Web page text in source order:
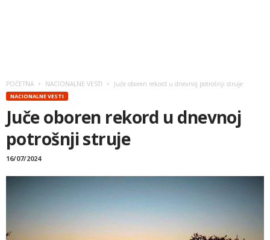
POČETNA NACIONALNE VESTI Juče oboren rekord u dnevnoj potrošnji struje
NACIONALNE VESTI
Juče oboren rekord u dnevnoj
potrošnji struje
16/07/2024